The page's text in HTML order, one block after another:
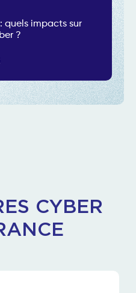
quels impacts sur
?
CYBER